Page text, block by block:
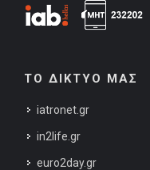
ΤΟ ΔΙΚΤΥΟ ΜΑΣ
iatronet.gr
in2life.gr
euro2day.gr